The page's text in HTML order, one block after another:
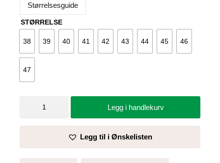
Størrelsesguide
STØRRELSE
38 39 40 41 42 43 44 45 46
47
Tasmania
Legg i handlekurv
Legg til i Ønskelisten